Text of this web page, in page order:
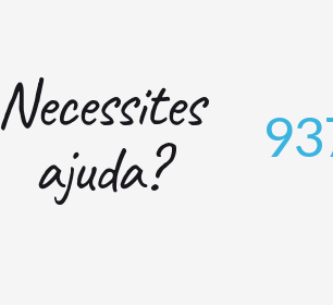
Necessites
ajuda?